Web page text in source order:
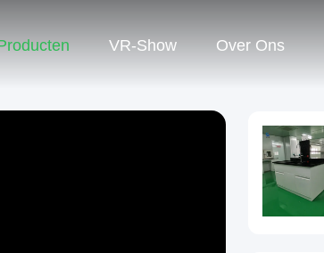
VR-Show Over Ons